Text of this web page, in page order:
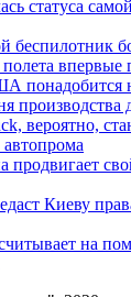
статуса
беспилотник
впервые
производства
вероятно,
Киеву
на